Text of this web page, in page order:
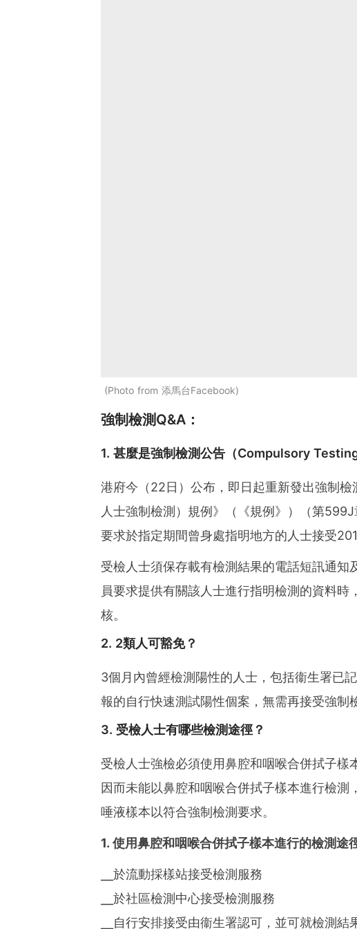
Photo from 添馬台Facebook
強制檢測Q&A：
1. 甚麼是強制檢測公告（Compulsory
港府今（22日）公布，即日起重新發出強制
人士強制檢測）規例》（《規例》）（第
要求於指定期間曾身處指明地方的人士接受
受檢人士須保存載有檢測結果的電話短訊通知
員要求提供有關該人士進行指明檢測的資料
核。
2. 2類人可豁免？
3個月內曾經檢測陽性的人士，包括衞生署已
報的自行快速測試陽性個案，無需再接受強制
3. 受檢人士有哪些檢測途徑？
受檢人士強檢必須使用鼻腔和咽喉合併拭子
因而未能以鼻腔和咽喉合併拭子樣本進行檢
唾液樣本以符合強制檢測要求。
1. 使用鼻腔和咽喉合併拭子樣本進行的檢測途
╴於流動採樣站接受檢測服務
╴於社區檢測中心接受檢測服務
╴自行安排接受由衞生署認可，並可就檢測